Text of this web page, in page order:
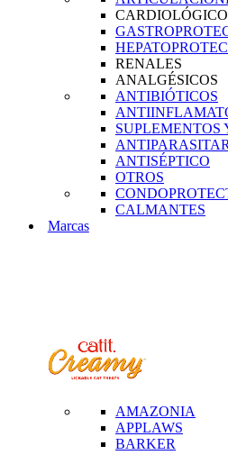
RENALES
ANALGÉSICOS
ANTIBIÓTICOS
ANTISÉPTICO
OTROS
CALMANTES
Marcas
AMAZONIA
APPLAWS
BARKER